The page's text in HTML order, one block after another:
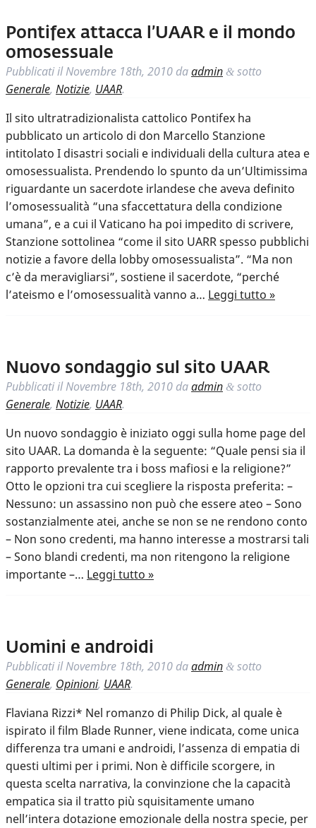
Pontifex attacca l’UAAR e il mondo
omosessuale
Pubblicati ilNovembre 18th, 2010 daadmin & sotto
Generale, Notizie, UAAR.
Il sito ultratradizionalista cattolico Pontifex ha
pubblicato un articolo di don Marcello Stanzione
intitolato I disastri sociali e individuali della cultura atea e
omosessualista. Prendendo lo spunto da un’Ultimissima
riguardante un sacerdote irlandese che aveva definito
l’omosessualità “una sfaccettatura della condizione
umana”, e a cui il Vaticano ha poi impedito di scrivere,
Stanzione sottolinea “come il sito UARR spesso pubblichi
notizie a favore della lobby omosessualista”. “Ma non
c’è da meravigliarsi”, sostiene il sacerdote, “perché
l’ateismo e l’omosessualità vanno a… Leggi tutto »
Nuovo sondaggio sul sito UAAR
Pubblicati ilNovembre 18th, 2010 daadmin & sotto
Generale, Notizie, UAAR.
Un nuovo sondaggio è iniziato oggi sulla home page del
sito UAAR. La domanda è la seguente: “Quale pensi sia il
rapporto prevalente tra i boss mafiosi e la religione?”
Otto le opzioni tra cui scegliere la risposta preferita: –
Nessuno: un assassino non può che essere ateo – Sono
sostanzialmente atei, anche se non se ne rendono conto
– Non sono credenti, ma hanno interesse a mostrarsi tali
– Sono blandi credenti, ma non ritengono la religione
importante –… Leggi tutto »
Uomini e androidi
Pubblicati ilNovembre 18th, 2010 daadmin & sotto
Generale, Opinioni, UAAR.
Flaviana Rizzi* Nel romanzo di Philip Dick, al quale è
ispirato il film Blade Runner, viene indicata, come unica
differenza tra umani e androidi, l’assenza di empatia di
questi ultimi per i primi. Non è difficile scorgere, in
questa scelta narrativa, la convinzione che la capacità
empatica sia il tratto più squisitamente umano
nell’intera dotazione emozionale della nostra specie, per